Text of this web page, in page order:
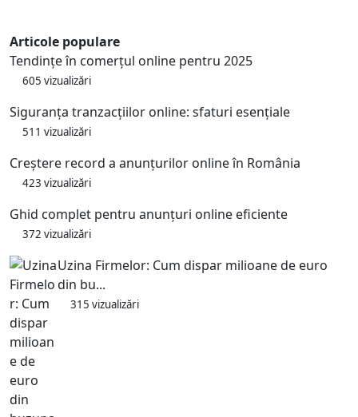
Articole populare
Tendințe în comerțul online pentru 2025
605 vizualizări
Siguranța tranzacțiilor online: sfaturi esențiale
511 vizualizări
Creștere record a anunțurilor online în România
423 vizualizări
Ghid complet pentru anunțuri online eficiente
372 vizualizări
Uzina Firmelor: Cum dispar milioane de euro
din bu...
315 vizualizări